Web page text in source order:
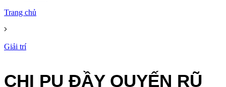
Trang chủ
Giải trí
CHI PU ĐẦY QUYẾN RŨ